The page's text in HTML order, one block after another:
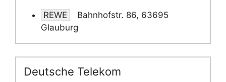
REWE
Bahnhofstr. 86, 63695
Glauburg
Deutsche Telekom